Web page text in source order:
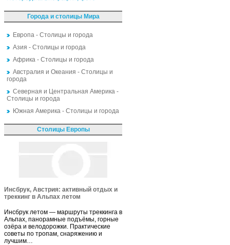
Города и столицы Мира
Европа - Столицы и города
Азия - Столицы и города
Африка - Столицы и города
Австралия и Океания - Столицы и
города
Северная и Центральная Америка -
Столицы и города
Южная Америка - Столицы и города
Столицы Европы
Инсбрук, Австрия: активный отдых и
треккинг в Альпах летом
Инсбрук летом — маршруты треккинга в
Альпах, панорамные подъёмы, горные
озёра и велодорожки. Практические
советы по тропам, снаряжению и
лучшим…